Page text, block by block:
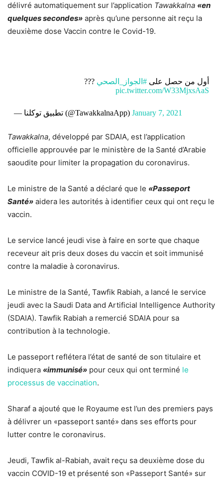
délivré automatiquement sur l’application Tawakkalna «en
quelques secondes» après qu’une personne ait reçu la
deuxième dose Vaccin contre le Covid-19.
أول من حصل على #الجواز_الصحي ???
pic.twitter.com/W33MjxsAaS
— تطبيق توكلنا (@TawakkalnaApp) January 7, 2021
Tawakkalna, développé par SDAIA, est l’application
officielle approuvée par le ministère de la Santé d’Arabie
saoudite pour limiter la propagation du coronavirus.
Le ministre de la Santé a déclaré que le «Passeport
Santé» aidera les autorités à identifier ceux qui ont reçu le
vaccin.
Le service lancé jeudi vise à faire en sorte que chaque
receveur ait pris deux doses du vaccin et soit immunisé
contre la maladie à coronavirus.
Le ministre de la Santé, Tawfik Rabiah, a lancé le service
jeudi avec la Saudi Data and Artificial Intelligence Authority
(SDAIA). Tawfik Rabiah a remercié SDAIA pour sa
contribution à la technologie.
Le passeport reflétera l’état de santé de son titulaire et
indiquera «immunisé» pour ceux qui ont terminé le
processus de vaccination.
Sharaf a ajouté que le Royaume est l’un des premiers pays
à délivrer un «passeport santé» dans ses efforts pour
lutter contre le coronavirus.
Jeudi, Tawfik al-Rabiah, avait reçu sa deuxième dose du
vaccin COVID-19 et présenté son «Passeport Santé» sur